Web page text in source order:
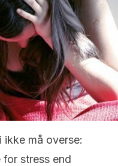
ikke må overse:
stress end